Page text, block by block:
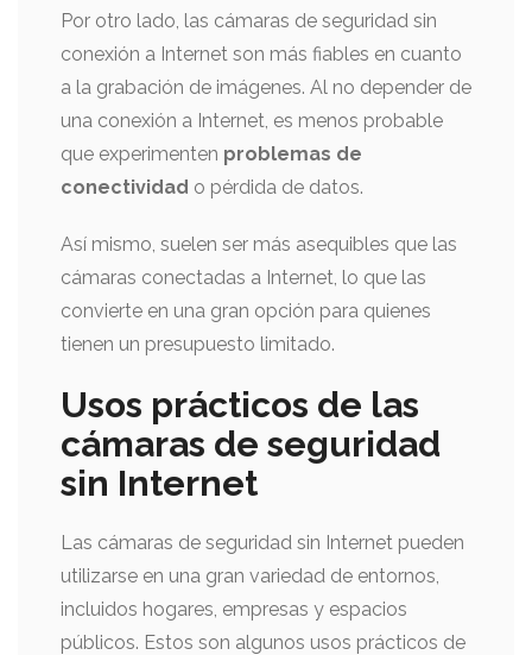
Por otro lado, las cámaras de seguridad sin
conexión a Internet son más fiables en cuanto
a la grabación de imágenes. Al no depender de
una conexión a Internet, es menos probable
que experimenten problemas de
conectividad o pérdida de datos.
Así mismo, suelen ser más asequibles que las
cámaras conectadas a Internet, lo que las
convierte en una gran opción para quienes
tienen un presupuesto limitado.
Usos prácticos de las
cámaras de seguridad
sin Internet
Las cámaras de seguridad sin Internet pueden
utilizarse en una gran variedad de entornos,
incluidos hogares, empresas y espacios
públicos. Estos son algunos usos prácticos de